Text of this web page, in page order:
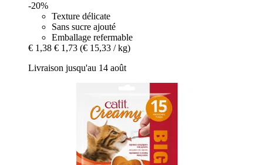
-20%
Texture délicate
Sans sucre ajouté
Emballage refermable
€ 1,38 € 1,73 (€ 15,33 / kg)
Livraison jusqu'au 14 août